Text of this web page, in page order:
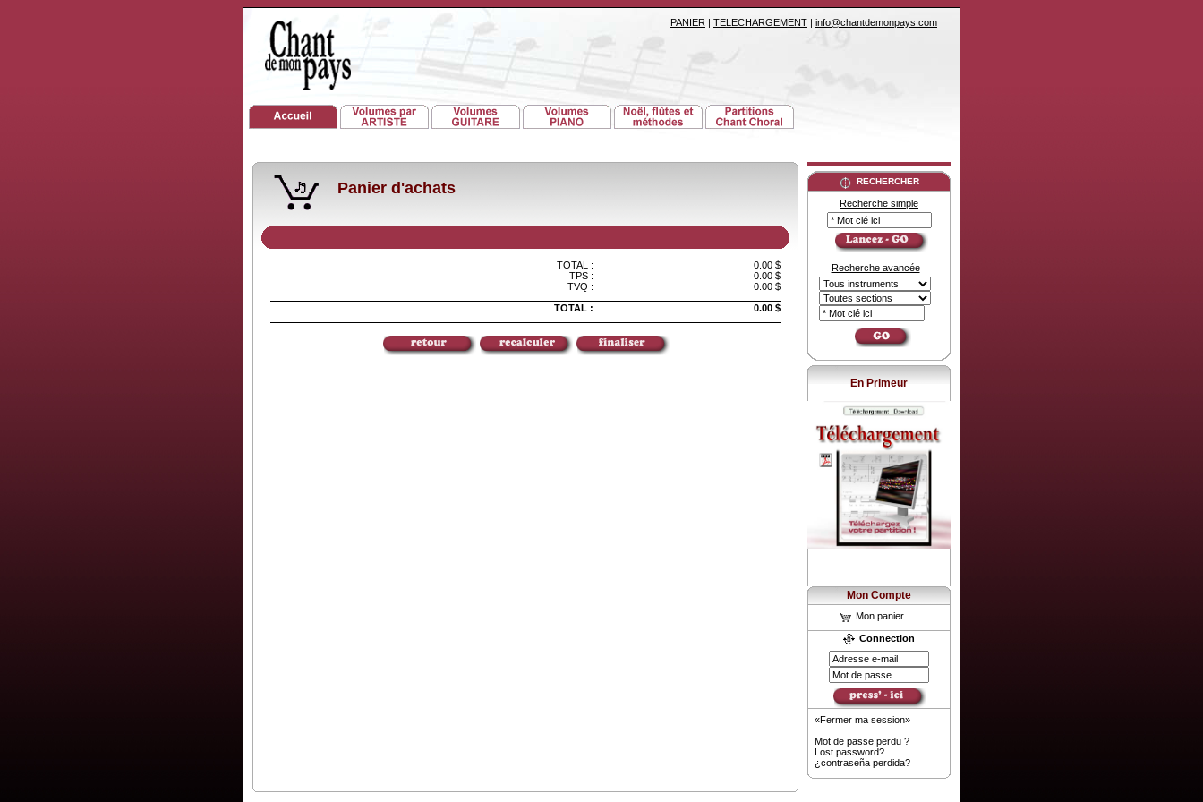
PANIER | TELECHARGEMENT | info@chantdemonpays.com
Panier d'achats
TOTAL :
TPS :
TVQ :
0.00 $
0.00 $
0.00 $
TOTAL :
0.00 $
RECHERCHER
Recherche simple
Recherche avancée
En Primeur
Mon Compte
Mon panier
Connection
«Fermer ma session»
Mot de passe perdu ?
Lost password?
¿contraseña perdida?